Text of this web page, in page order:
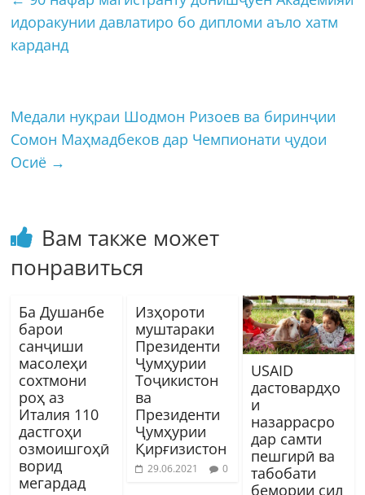
идоракунии давлатиро бо дипломи аъло хатм
карданд
Медали нуқраи Шодмон Ризоев ва биринҷии
Сомон Маҳмадбеков дар Чемпионати ҷудои
Осиё →
Вам также может
понравиться
Ба Душанбе
барои
санҷиши
масолеҳи
сохтмони
роҳ аз
Италия 110
дастгоҳи
озмоишгоҳӣ
ворид
мегардад
Изҳороти
муштараки
Президенти
Ҷумҳурии
Тоҷикистон
ва
Президенти
Ҷумҳурии
Қирғизистон
29.06.2021 0
USAID
дастовардҳо
и
назаррасро
дар самти
пешгирӣ ва
табобати
бемории сил